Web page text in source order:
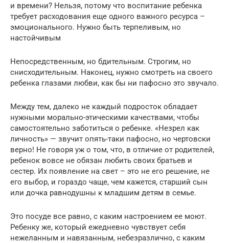
и времени? Нельзя, потому что воспитание ребенка
требует расходования еще одного важного ресурса –
эмоционального. Нужно быть терпеливым, но
настойчивым
Непосредственным, но бдительным. Строгим, но
снисходительным. Наконец, нужно смотреть на своего
ребенка глазами любви, как бы ни пафосно это звучало.
Между тем, далеко не каждый подросток обладает
нужными морально-этическими качествами, чтобы
самостоятельно заботиться о ребенке. «Незрел как
личность» — звучит опять-таки пафосно, но чертовски
верно! Не говоря уж о том, что, в отличие от родителей,
ребенок вовсе не обязан любить своих братьев и
сестер. Их появление на свет – это не его решение, не
его выбор, и гораздо чаще, чем кажется, старший сын
или дочка равнодушны к младшим детям в семье.
Это посуде все равно, с каким настроением ее моют.
Ребенку же, который ежедневно чувствует себя
нежеланным и навязанным, небезразлично, с каким